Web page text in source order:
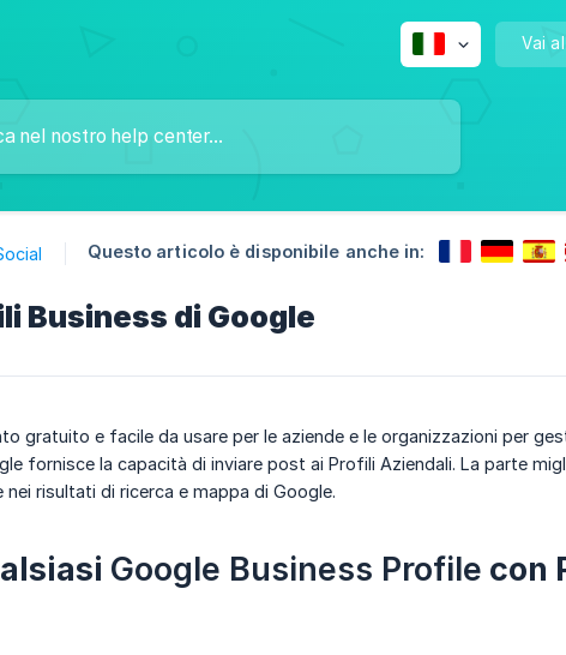
Vai
Questo articolo è disponibile anche in:
Business di Google
gratuito e facile da usare per le aziende e le organizzazioni per
fornisce la capacità di inviare post ai Profili Aziendali. La parte
risultati di ricerca e mappa di Google.
Google Business Profile con